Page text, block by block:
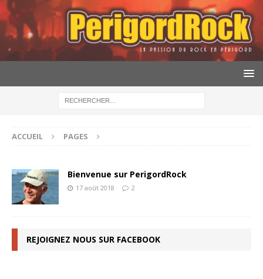
ACCUEIL PAGES
Bienvenue sur PerigordRock
17 août 2018 2
REJOIGNEZ NOUS SUR FACEBOOK